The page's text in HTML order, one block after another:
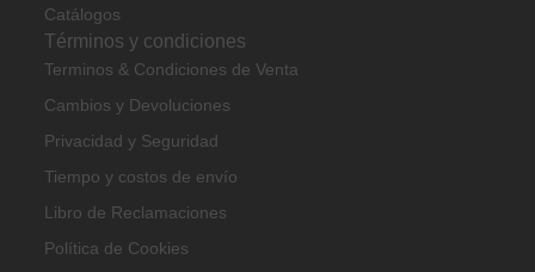
Catálogos
Términos y condiciones
Terminos & Condiciones de Venta
Cambios y Devoluciones
Privacidad y Seguridad
Tiempo y costos de envío
Libro de Reclamaciones
Política de Cookies